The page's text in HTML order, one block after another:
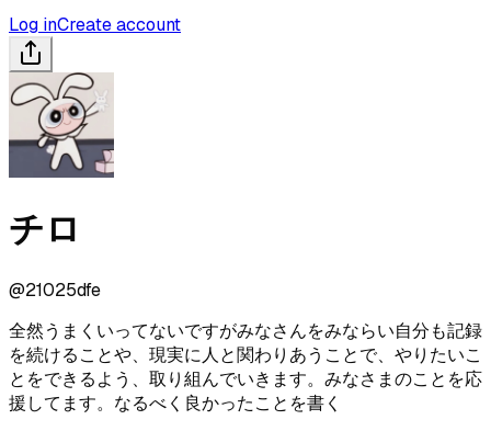
Log inCreate account
チロ
@21025dfe
全然うまくいってないですがみなさんをみならい自分も記録
を続けることや、現実に人と関わりあうことで、やりたいこ
とをできるよう、取り組んでいきます。みなさまのことを応
援してます。なるべく良かったことを書く